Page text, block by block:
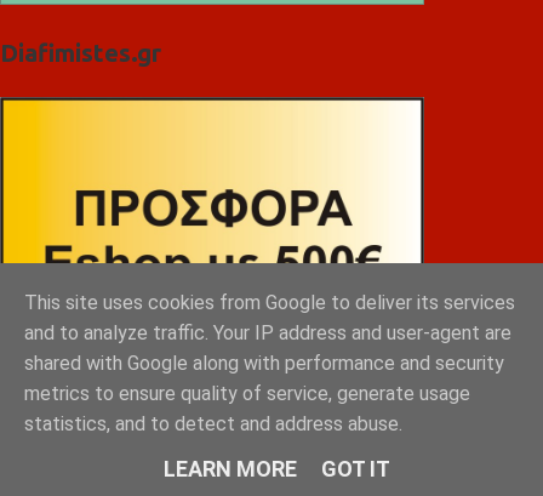
Diafimistes.gr
This site uses cookies from Google to deliver its services
and to analyze traffic. Your IP address and user-agent are
shared with Google along with performance and security
metrics to ensure quality of service, generate usage
statistics, and to detect and address abuse.
LEARN MORE GOT IT